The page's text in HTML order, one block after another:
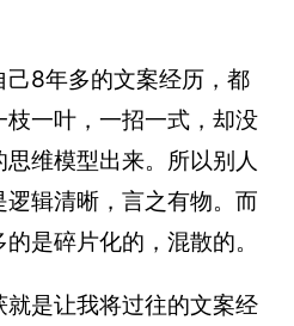
8年多的文案经历，都
一叶，一招一式，却没
维模型出来。所以别人
辑清晰，言之有物。而
是碎片化的，混散的。
是让我将过往的文案经